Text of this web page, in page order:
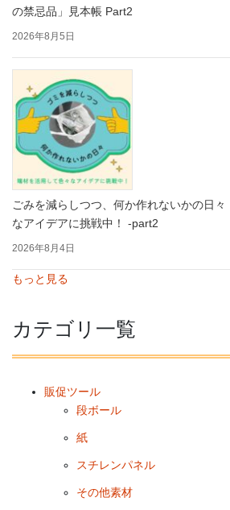
の禁忌品」見本帳 Part2
2026年8月5日
ごみを減らしつつ、何か作れないかの日々
なアイデアに挑戦中！ -part2
2026年8月4日
もっと見る
カテゴリ一覧
販促ツール
段ボール
紙
スチレンパネル
その他素材